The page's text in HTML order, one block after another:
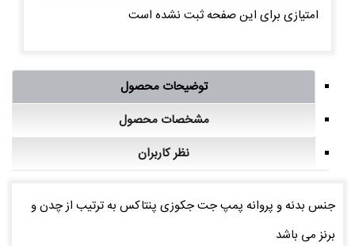
امتیازی برای این صفحه ثبت نشده است
توضیحات محصول
مشخصات محصول
نظر کاربران
جنس بدنه و پروانه پمپ جت جکوزی پنتاکس به ترتیب از چدن و
برنز می باشد